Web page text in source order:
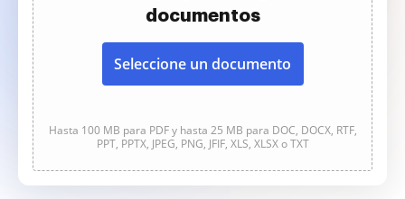
documentos
Seleccione un documento
Hasta 100 MB para PDF y hasta 25 MB para DOC, DOCX, RTF,
PPT, PPTX, JPEG, PNG, JFIF, XLS, XLSX o TXT